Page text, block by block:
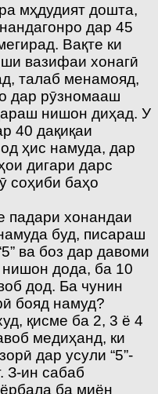
мҳдудият дошта,
дар 45
Вақте ки
вазифаи хонагӣ
талаб менамояд,
дар рӯзномааш
нишон диҳад. У
40 дақиқаи
ҳис намуда, дар
дигари дарс
соҳиби баҳо
падари хонандаи
буд, писараш
ва боз дар давоми
дода, ба 10
дод. Ба чунин
бояд намуд?
қисме ба 2, 3 ё 4
медиҳанд, ки
дар усули “5”-
З-ин сабаб
ба миён